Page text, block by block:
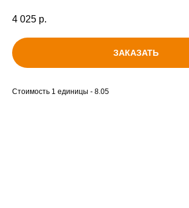
4 025 р.
ЗАКАЗАТЬ
Стоимость 1 единицы - 8.05